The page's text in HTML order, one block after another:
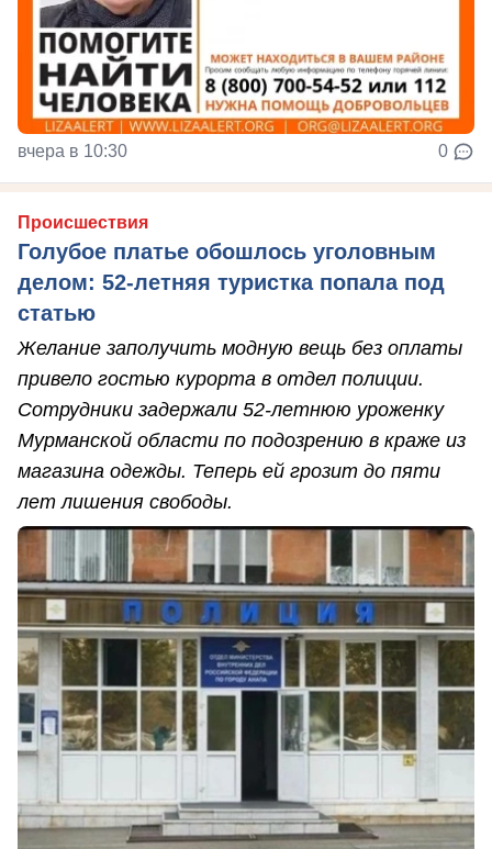
вчера в 10:30 0
Происшествия
Голубое платье обошлось уголовным
делом: 52-летняя туристка попала под
статью
Желание заполучить модную вещь без оплаты
привело гостью курорта в отдел полиции.
Сотрудники задержали 52-летнюю уроженку
Мурманской области по подозрению в краже из
магазина одежды. Теперь ей грозит до пяти
лет лишения свободы.